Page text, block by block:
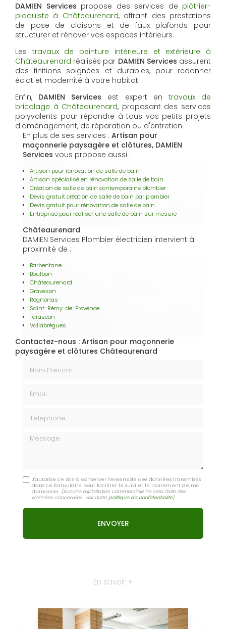
DAMIEN Services propose des services de plâtrier-
plaquiste à Châteaurenard, offrant des prestations
de pose de cloisons et de faux plafonds pour
structurer et rénover vos espaces intérieurs.
Les travaux de peinture intérieure et extérieure à
Châteaurenard réalisés par DAMIEN Services assurent
des finitions soignées et durables, pour redonner
éclat et modernité à votre habitat.
Enfin, DAMIEN Services est expert en travaux de
bricolage à Châteaurenard, proposant des services
polyvalents pour répondre à tous vos petits projets
d'aménagement, de réparation ou d'entretien.
En plus de ses services : Artisan pour
maçonnerie paysagère et clôtures, DAMIEN
Services vous propose aussi :
Artisan pour rénovation de salle de bain
Artisan spécialisé en rénovation de salle de bain
Création de salle de bain contemporaine plombier
Devis gratuit création de salle de bain par plombier
Devis gratuit pour rénovation de salle de bain
Entreprise pour réaliser une salle de bain sur mesure
Châteaurenard
DAMIEN Services Plombier électricien intervient à
proximité de :
Barbentane
Boulbon
Châteaurenard
Graveson
Rognonas
Saint-Rémy-de-Provence
Tarascon
Vallabrègues
Contactez-nous : Artisan pour maçonnerie
paysagère et clôtures Châteaurenard
Message
J'autorise ce site à conserver l'ensemble des données transmises
dans ce formulaire pour faciliter le suivi et le traitement de ma
demande. (Aucune exploitation commerciale ne sera faite des
données concervées. Voir notrepolitique de confidentialité)
En savoir +